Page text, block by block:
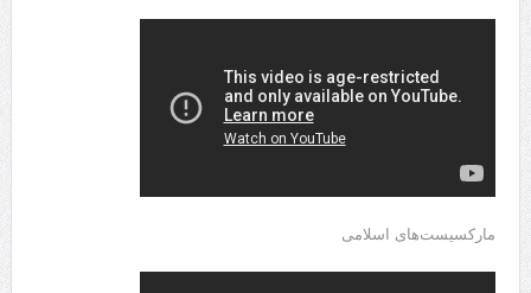
مارکسیست‌های اسلامی